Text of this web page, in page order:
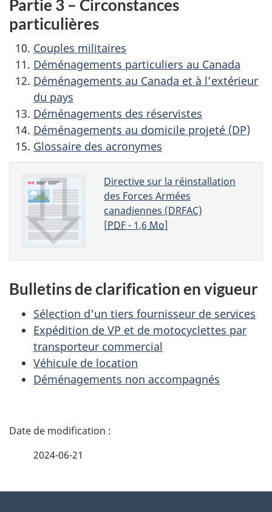
Partie 3 – Circonstances
particulières
Couples militaires
Déménagements particuliers au Canada
Déménagements au Canada et à l’extérieur
du pays
Déménagements des réservistes
Déménagements au domicile projeté (DP)
Glossaire des acronymes
Directive sur la réinstallation
des Forces Armées
canadiennes (DRFAC)
[PDF- 1,6 Mo]
Bulletins de clarification en vigueur
Sélection d'un tiers fournisseur de services
Expédition de VP et de motocyclettes par
transporteur commercial
Véhicule de location
Déménagements non accompagnés
D
2024-06-21